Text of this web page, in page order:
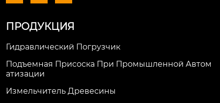
ПРОДУКЦИЯ
Гидравлический Погрузчик
Подъемная Присоска При Промышленной Автом
Атизации
Измельчитель Древесины